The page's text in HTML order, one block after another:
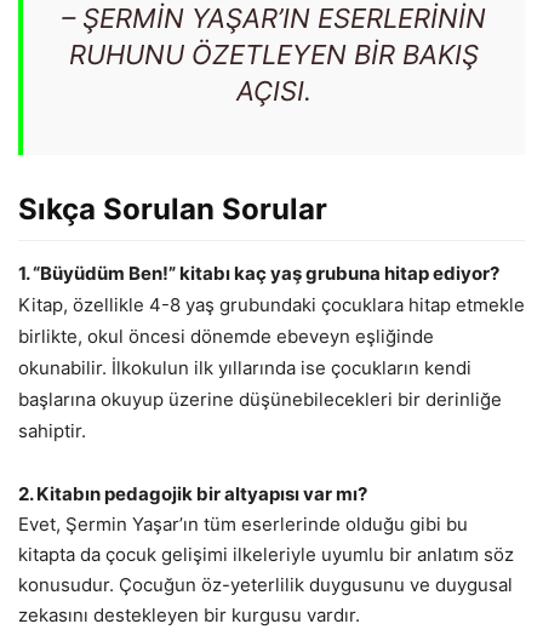
– ŞERMIN YAŞAR’IN ESERLERININ
RUHUNU ÖZETLEYEN BIR BAKIŞ
AÇISI.
Sıkça Sorulan Sorular
1. “Büyüdüm Ben!” kitabı kaç yaş grubuna hitap ediyor?
Kitap, özellikle 4-8 yaş grubundaki çocuklara hitap etmekle
birlikte, okul öncesi dönemde ebeveyn eşliğinde
okunabilir. İlkokulun ilk yıllarında ise çocukların kendi
başlarına okuyup üzerine düşünebilecekleri bir derinliğe
sahiptir.
2. Kitabın pedagojik bir altyapısı var mı?
Evet, Şermin Yaşar’ın tüm eserlerinde olduğu gibi bu
kitapta da çocuk gelişimi ilkeleriyle uyumlu bir anlatım söz
konusudur. Çocuğun öz-yeterlilik duygusunu ve duygusal
zekasını destekleyen bir kurgusu vardır.